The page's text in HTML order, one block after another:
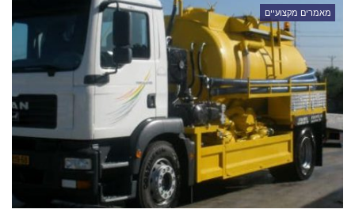
ביוב
באמצעות
ביובית
מאמרים מקצועיים